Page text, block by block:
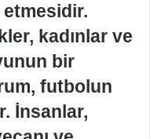
kadınlar ve
bir
futbolun
İnsanlar,